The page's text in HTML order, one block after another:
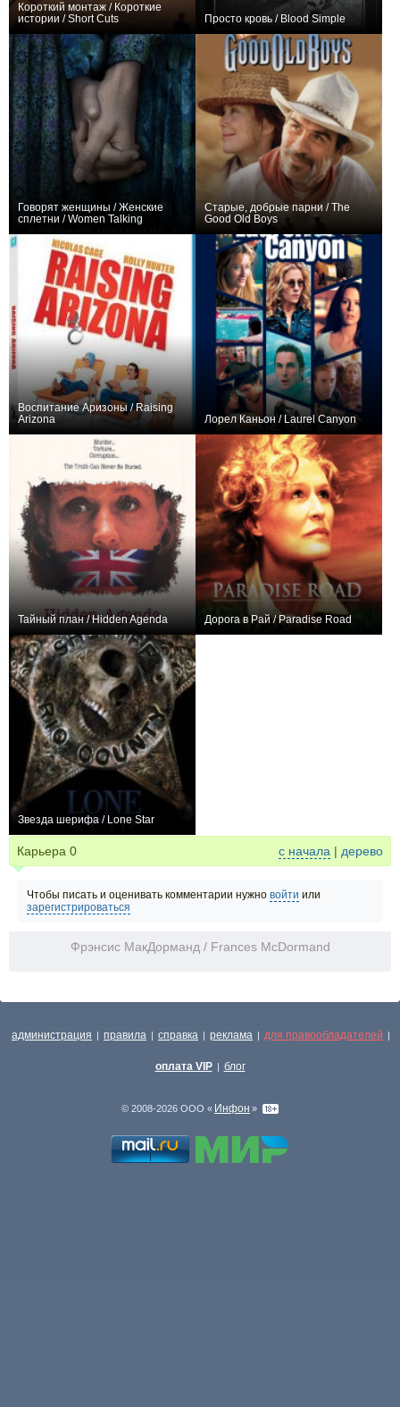
Короткий монтаж / Короткие
истории / Short Cuts
Просто кровь / Blood Simple
Говорят женщины / Женские
сплетни / Women Talking
Старые, добрые парни / The
Good Old Boys
Воспитание Аризоны / Raising
Arizona
Лорел Каньон / Laurel Canyon
Тайный план / Hidden Agenda Дорога в Рай / Paradise Road
Звезда шерифа / Lone Star
Карьера 0 с начала | дерево
Чтобы писать и оценивать комментарии нужно войти или
зарегистрироваться
Фрэнсис МакДорманд / Frances McDormand
администрация | правила | справка | реклама | для правообладателей |
оплата VIP | блог
© 2008-2026 ООО « Инфон »